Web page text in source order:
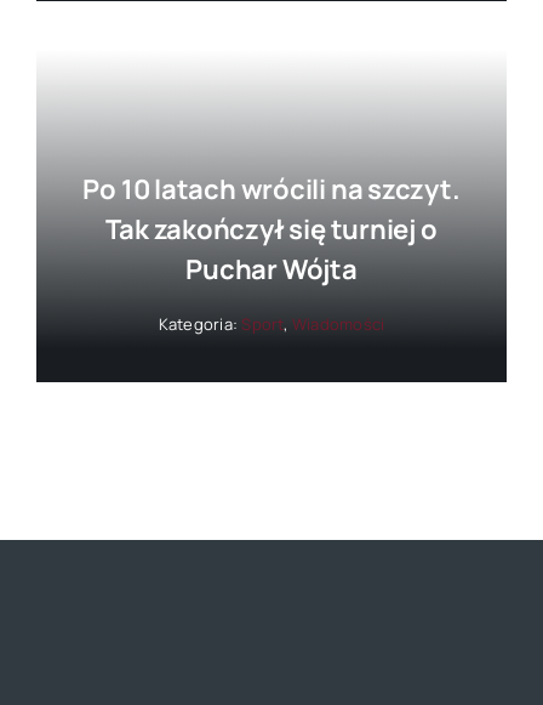
Po 10 latach wrócili na szczyt.
Tak zakończył się turniej o
Puchar Wójta
Kategoria: Sport, Wiadomości